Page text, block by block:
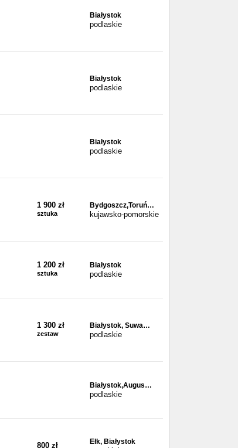
Białystok
podlaskie
Białystok
podlaskie
Białystok
podlaskie
1 900 zł
sztuka
Bydgoszcz,Toruń…
kujawsko-pomorskie
1 200 zł
sztuka
Białystok
podlaskie
1 300 zł
zestaw
Białystok, Suwa…
podlaskie
Białystok,Augus…
podlaskie
800 zł Ełk, Białystok